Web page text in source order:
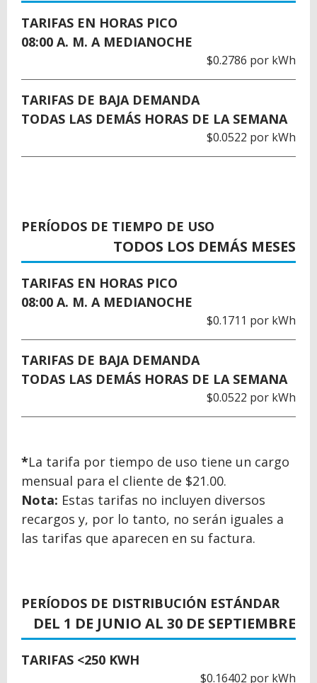
TARIFAS EN HORAS PICO
08:00 A. M. A MEDIANOCHE
$0.2786 por kWh
TARIFAS DE BAJA DEMANDA
TODAS LAS DEMÁS HORAS DE LA SEMANA
$0.0522 por kWh
PERÍODOS DE TIEMPO DE USO
TODOS LOS DEMÁS MESES
TARIFAS EN HORAS PICO
08:00 A. M. A MEDIANOCHE
$0.1711 por kWh
TARIFAS DE BAJA DEMANDA
TODAS LAS DEMÁS HORAS DE LA SEMANA
$0.0522 por kWh
*La tarifa por tiempo de uso tiene un cargo
mensual para el cliente de $21.00.
Nota: Estas tarifas no incluyen diversos
recargos y, por lo tanto, no serán iguales a
las tarifas que aparecen en su factura.
PERÍODOS DE DISTRIBUCIÓN ESTÁNDAR
DEL 1 DE JUNIO AL 30 DE SEPTIEMBRE
TARIFAS <250 KWH
$0.16402 por kWh